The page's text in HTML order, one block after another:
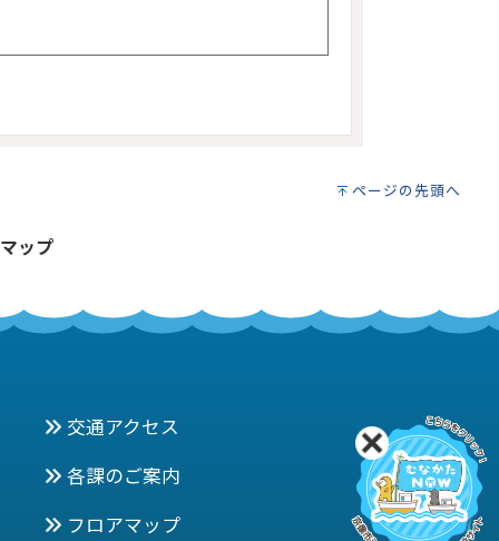
ページの先頭へ
ップ
交通アクセス
各課のご案内
フロアマップ